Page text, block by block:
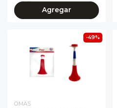
Agregar
-49%
OMAS